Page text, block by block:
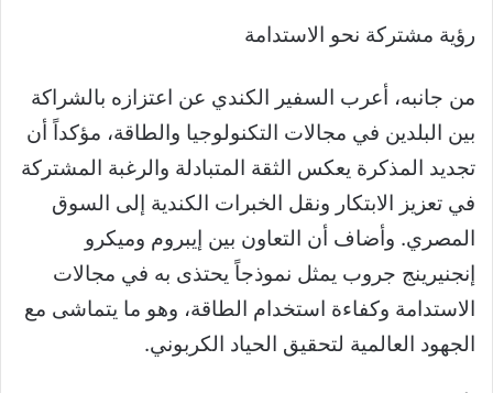
رؤية مشتركة نحو الاستدامة
من جانبه، أعرب السفير الكندي عن اعتزازه بالشراكة
بين البلدين في مجالات التكنولوجيا والطاقة، مؤكداً أن
تجديد المذكرة يعكس الثقة المتبادلة والرغبة المشتركة
في تعزيز الابتكار ونقل الخبرات الكندية إلى السوق
المصري. وأضاف أن التعاون بين إيبروم وميكرو
إنجنيرينج جروب يمثل نموذجاً يحتذى به في مجالات
الاستدامة وكفاءة استخدام الطاقة، وهو ما يتماشى مع
الجهود العالمية لتحقيق الحياد الكربوني.